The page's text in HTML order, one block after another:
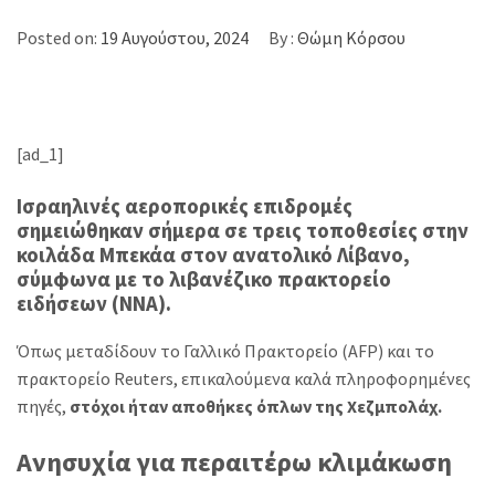
Posted on: 19 Αυγούστου, 2024 By : Θώμη Κόρσου
[ad_1]
Ισραηλινές αεροπορικές επιδρομές
σημειώθηκαν σήμερα σε τρεις τοποθεσίες στην
κοιλάδα Μπεκάα στον ανατολικό Λίβανο,
σύμφωνα με το λιβανέζικο πρακτορείο
ειδήσεων (NNA).
Όπως μεταδίδουν το Γαλλικό Πρακτορείο (AFP) και το
πρακτορείο Reuters, επικαλούμενα καλά πληροφορημένες
πηγές, στόχοι ήταν αποθήκες όπλων της Χεζμπολάχ.
Ανησυχία για περαιτέρω κλιμάκωση